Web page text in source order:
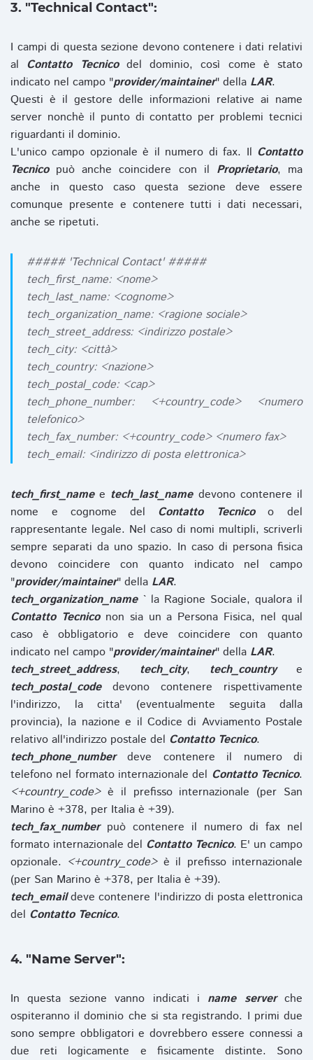
3. "Technical Contact":
I campi di questa sezione devono contenere i dati relativi
al Contatto Tecnicodel dominio, così come è stato
indicato nel campo "provider/maintainer" della LAR.
Questi è il gestore delle informazioni relative ai name
server nonchè il punto di contatto per problemi tecnici
riguardanti il dominio.
L'unico campo opzionale è il numero di fax. Il Contatto
Tecnicopuò anche coincidere con il Proprietario, ma
anche in questo caso questa sezione deve essere
comunque presente e contenere tutti i dati necessari,
anche se ripetuti.
##### 'Technical Contact' #####
tech_first_name: <nome>
tech_last_name: <cognome>
tech_organization_name: <ragione sociale>
tech_street_address: <indirizzo postale>
tech_city: <città>
tech_country: <nazione>
tech_postal_code: <cap>
tech_phone_number: <+country_code> <numero
telefonico>
tech_fax_number: <+country_code> <numero fax>
tech_email: <indirizzo di posta elettronica>
tech_first_namee tech_last_namedevono contenere il
nome e cognome del Contatto Tecnicoo del
rappresentante legale. Nel caso di nomi multipli, scriverli
sempre separati da uno spazio. In caso di persona fisica
devono coincidere con quanto indicato nel campo
"provider/maintainer" della LAR.
tech_organization_name` la Ragione Sociale, qualora il
Contatto Tecniconon sia un a Persona Fisica, nel qual
caso è obbligatorio e deve coincidere con quanto
indicato nel campo "provider/maintainer" della LAR.
tech_street_address, tech_city, tech_countrye
tech_postal_codedevono contenere rispettivamente
l'indirizzo, la citta' (eventualmente seguita dalla
provincia), la nazione e il Codice di Avviamento Postale
relativo all'indirizzo postale del Contatto Tecnico.
tech_phone_numberdeve contenere il numero di
telefono nel formato internazionale del Contatto Tecnico.
<+country_code>è il prefisso internazionale (per San
Marino è +378, per Italia è +39).
tech_fax_numberpuò contenere il numero di fax nel
formato internazionale del Contatto Tecnico. E' un campo
opzionale. <+country_code>è il prefisso internazionale
(per San Marino è +378, per Italia è +39).
tech_emaildeve contenere l'indirizzo di posta elettronica
del Contatto Tecnico.
4. "Name Server":
In questa sezione vanno indicati i name serverche
ospiteranno il dominio che si sta registrando. I primi due
sono sempre obbligatori e dovrebbero essere connessi a
due reti logicamente e fisicamente distinte. Sono